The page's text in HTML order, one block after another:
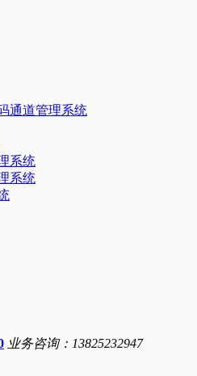
通道管理系统
系统
系统
业务咨询：13825232947